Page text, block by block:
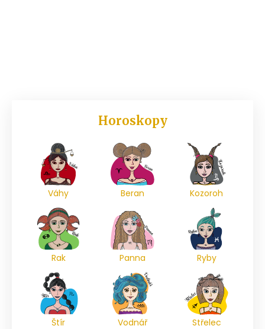
Horoskopy
Váhy Beran Kozoroh
Rak Panna Ryby
Štír Vodnář Střelec